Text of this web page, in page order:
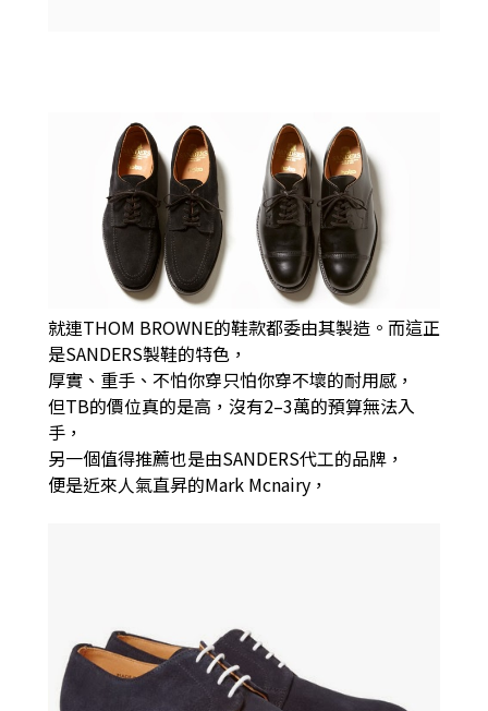
就連THOM BROWNE的鞋款都委由其製造。 而這正
是SANDERS製鞋的特色，
厚實、重手、不怕你穿只怕你穿不壞的耐用感，
但TB的價位真的是高，沒有2–3萬的預算無法入
手，
另一個值得推薦也是由SANDERS代工的品牌，
便是近來人氣直昇的Mark Mcnairy，